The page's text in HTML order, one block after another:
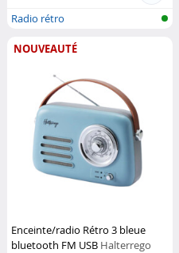
Radio rétro
NOUVEAUTÉ
Enceinte/radio Rétro 3 bleue
bluetooth FM USB Halterrego